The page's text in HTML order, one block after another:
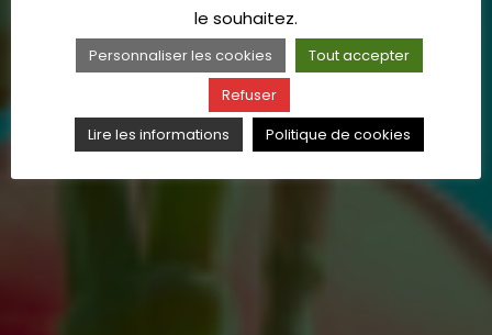
le souhaitez.
Personnaliser les cookies
Tout accepter
Refuser
Lire les informations
Politique de cookies